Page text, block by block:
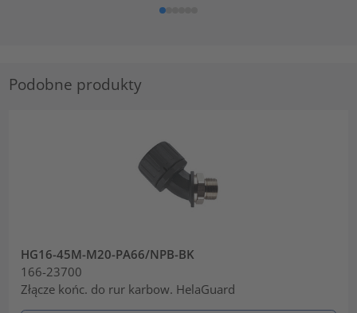
Podobne produkty
HG16-45M-M20-PA66/NPB-BK
166-23700
Złącze końc. do rur karbow. HelaGuard